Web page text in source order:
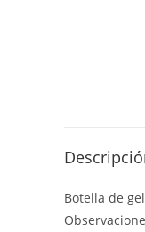
Botella de